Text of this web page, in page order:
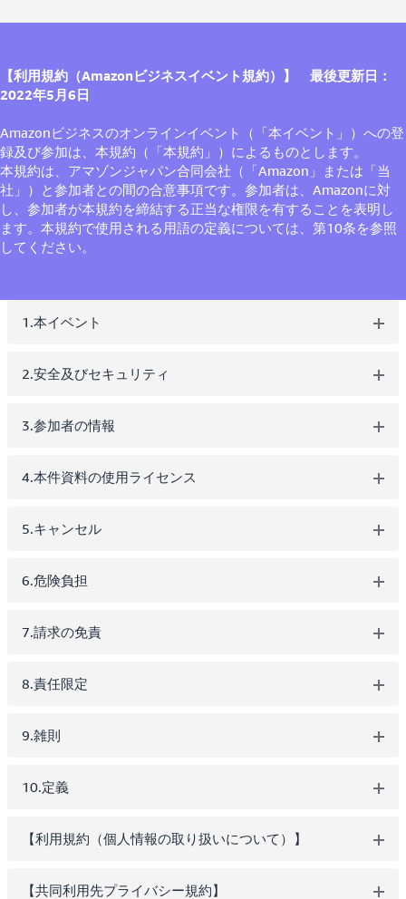
【利用規約（Amazonビジネスイベント規約）】 最後更新日：
2022年5月6日
Amazonビジネスのオンラインイベント（「本イベント」）への登
録及び参加は、本規約（「本規約」）によるものとします。
本規約は、アマゾンジャパン合同会社（「Amazon」または「当
社」）と参加者との間の合意事項です。参加者は、Amazonに対
し、参加者が本規約を締結する正当な権限を有することを表明し
ます。本規約で使用される用語の定義については、第10条を参照
してください。
1.本イベント
2.安全及びセキュリティ
3.参加者の情報
4.本件資料の使用ライセンス
5.キャンセル
6.危険負担
7.請求の免責
8.責任限定
9.雑則
10.定義
【利用規約（個人情報の取り扱いについて）】
【共同利用先プライバシー規約】